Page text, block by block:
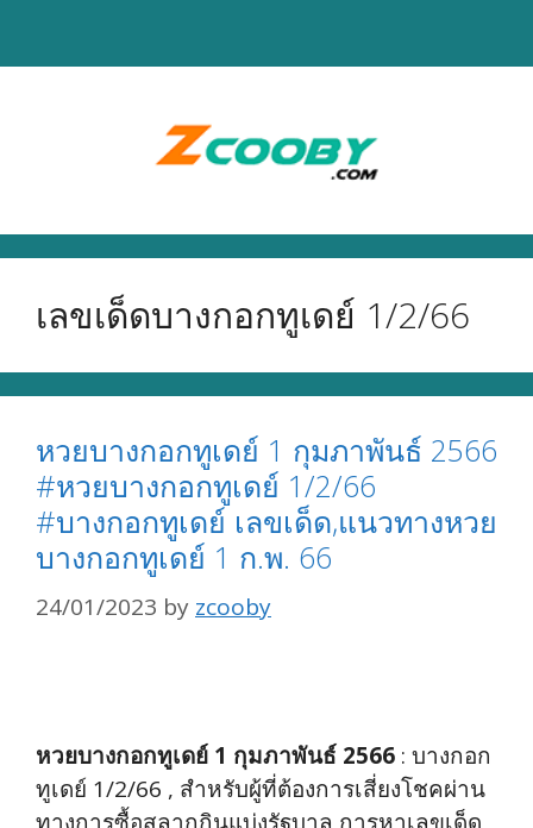
เลขเด็ดบางกอกทูเดย์ 1/2/66
หวยบางกอกทูเดย์ 1 กุมภาพันธ์ 2566
#หวยบางกอกทูเดย์ 1/2/66
#บางกอกทูเดย์ เลขเด็ด,แนวทางหวย
บางกอกทูเดย์ 1 ก.พ. 66
24/01/2023 by zcooby
หวยบางกอกทูเดย์ 1 กุมภาพันธ์ 2566 : บางกอก
ทูเดย์ 1/2/66 , สำหรับผู้ที่ต้องการเสี่ยงโชคผ่าน